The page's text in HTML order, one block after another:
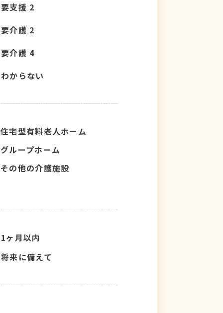
要支援 2
要介護 2
要介護 4
わからない
住宅型有料老人ホーム
グループホーム
その他の介護施設
1ヶ月以内
将来に備えて